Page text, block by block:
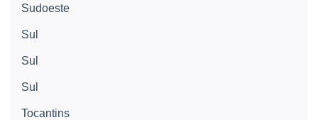
Sudoeste
Sul
Sul
Sul
Tocantins